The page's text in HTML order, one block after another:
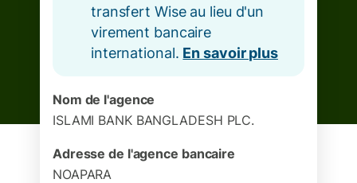
transfert Wise au lieu d'un
virement bancaire
international. En savoir plus
Nom de l'agence
ISLAMI BANK BANGLADESH PLC.
Adresse de l'agence bancaire
NOAPARA